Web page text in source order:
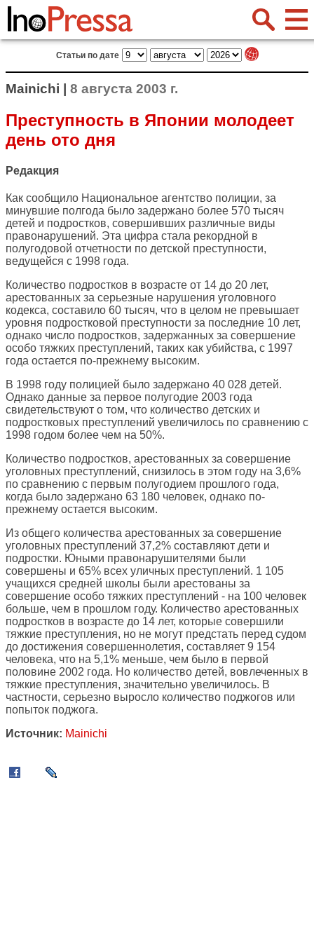
Статьи по дате
Mainichi | 8 августа 2003 г.
Преступность в Японии молодеет
день ото дня
Редакция
Как сообщило Национальное агентство полиции, за
минувшие полгода было задержано более 570 тысяч
детей и подростков, совершивших различные виды
правонарушений. Эта цифра стала рекордной в
полугодовой отчетности по детской преступности,
ведущейся с 1998 года.
Количество подростков в возрасте от 14 до 20 лет,
арестованных за серьезные нарушения уголовного
кодекса, составило 60 тысяч, что в целом не превышает
уровня подростковой преступности за последние 10 лет,
однако число подростков, задержанных за совершение
особо тяжких преступлений, таких как убийства, с 1997
года остается по-прежнему высоким.
В 1998 году полицией было задержано 40 028 детей.
Однако данные за первое полугодие 2003 года
свидетельствуют о том, что количество детских и
подростковых преступлений увеличилось по сравнению с
1998 годом более чем на 50%.
Количество подростков, арестованных за совершение
уголовных преступлений, снизилось в этом году на 3,6%
по сравнению с первым полугодием прошлого года,
когда было задержано 63 180 человек, однако по-
прежнему остается высоким.
Из общего количества арестованных за совершение
уголовных преступлений 37,2% составляют дети и
подростки. Юными правонарушителями были
совершены и 65% всех уличных преступлений. 1 105
учащихся средней школы были арестованы за
совершение особо тяжких преступлений - на 100 человек
больше, чем в прошлом году. Количество арестованных
подростков в возрасте до 14 лет, которые совершили
тяжкие преступления, но не могут предстать перед судом
до достижения совершеннолетия, составляет 9 154
человека, что на 5,1% меньше, чем было в первой
половине 2002 года. Но количество детей, вовлеченных в
тяжкие преступления, значительно увеличилось. В
частности, серьезно выросло количество поджогов или
попыток поджога.
Источник: Mainichi